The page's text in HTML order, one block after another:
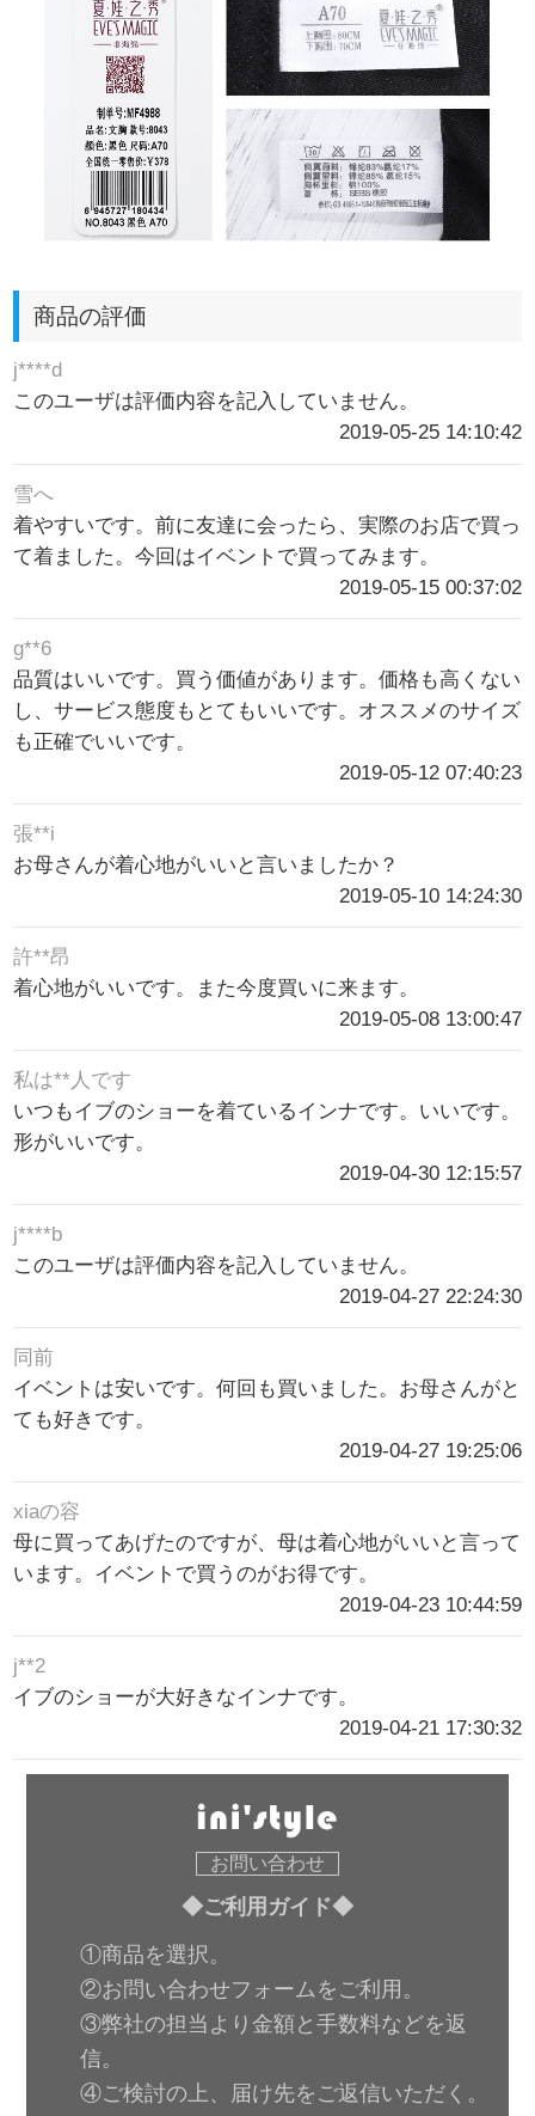
商品の評価
j****d
このユーザは評価内容を記入していません。
2019-05-25 14:10:42
雪へ
着やすいです。前に友達に会ったら、実際のお店で買っ
て着ました。今回はイベントで買ってみます。
2019-05-15 00:37:02
g**6
品質はいいです。買う価値があります。価格も高くない
し、サービス態度もとてもいいです。オススメのサイズ
も正確でいいです。
2019-05-12 07:40:23
張**i
お母さんが着心地がいいと言いましたか？
2019-05-10 14:24:30
許**昂
着心地がいいです。また今度買いに来ます。
2019-05-08 13:00:47
私は**人です
いつもイブのショーを着ているインナです。いいです。
形がいいです。
2019-04-30 12:15:57
j****b
このユーザは評価内容を記入していません。
2019-04-27 22:24:30
同前
イベントは安いです。何回も買いました。お母さんがと
ても好きです。
2019-04-27 19:25:06
xiaの容
母に買ってあげたのですが、母は着心地がいいと言って
います。イベントで買うのがお得です。
2019-04-23 10:44:59
j**2
イブのショーが大好きなインナです。
2019-04-21 17:30:32
お問い合わせ
◆ご利用ガイド◆
①商品を選択。
②お問い合わせフォームをご利用。
③弊社の担当より金額と手数料などを返
信。
④ご検討の上、届け先をご返信いただく。